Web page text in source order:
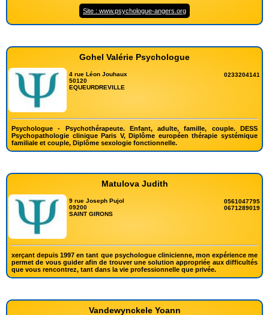
Site : www.psychologue-angers.org
Gohel Valérie Psychologue
4 rue Léon Jouhaux
50120
EQUEURDREVILLE
0233204141
Psychologue - Psychothérapeute. Enfant, adulte, famille, couple. DESS
Psychopathologie clinique Paris V, Diplôme européen thérapie systémique
familiale et couple, Diplôme sexologie fonctionnelle.
Matulova Judith
9 rue Joseph Pujol
09200
SAINT GIRONS
0561047795
0671289019
xerçant depuis 1997 en tant que psychologue clinicienne, mon expérience me
permet de vous guider afin de trouver une solution appropriée aux difficultés
que vous rencontrez, tant dans la vie professionnelle que privée.
Vandewynckele Yoann